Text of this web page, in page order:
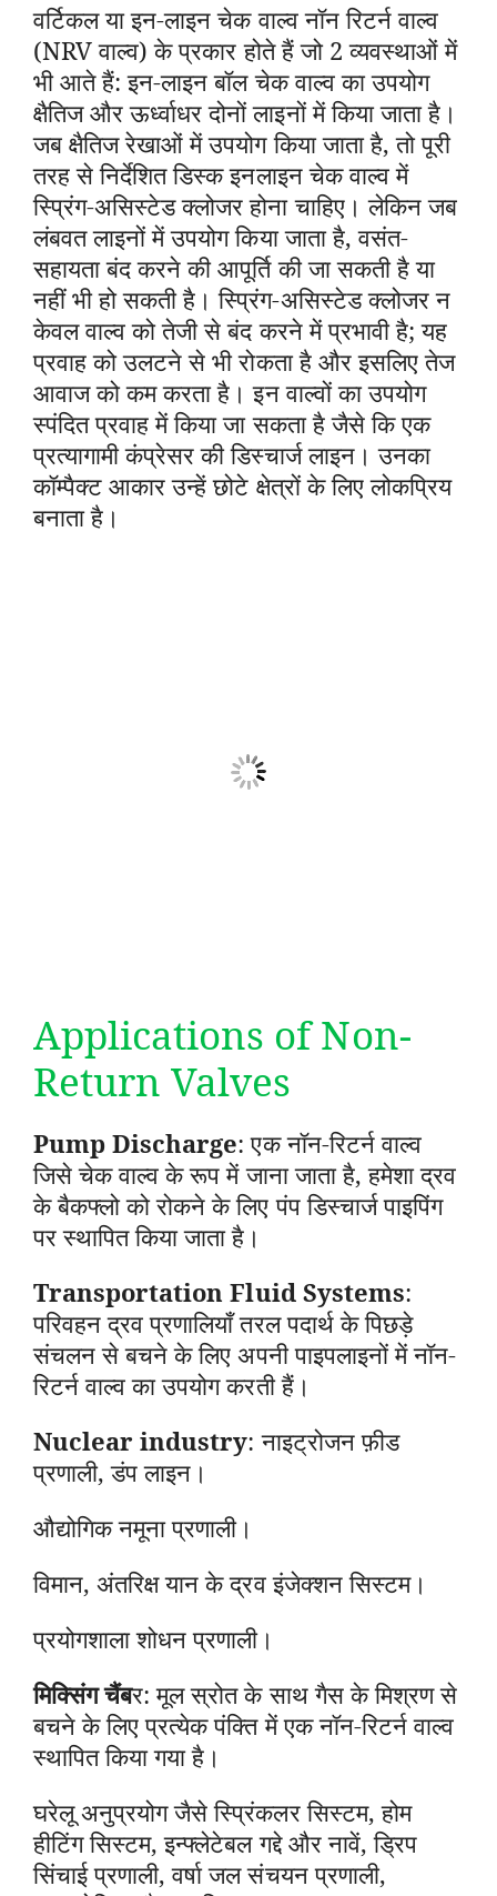
वर्टिकल या इन-लाइन चेक वाल्व नॉन रिटर्न वाल्व
(NRV वाल्व) के प्रकार होते हैं जो 2 व्यवस्थाओं में
भी आते हैं: इन-लाइन बॉल चेक वाल्व का उपयोग
क्षैतिज और ऊर्ध्वाधर दोनों लाइनों में किया जाता है।
जब क्षैतिज रेखाओं में उपयोग किया जाता है, तो पूरी
तरह से निर्देशित डिस्क इनलाइन चेक वाल्व में
स्प्रिंग-असिस्टेड क्लोजर होना चाहिए। लेकिन जब
लंबवत लाइनों में उपयोग किया जाता है, वसंत-
सहायता बंद करने की आपूर्ति की जा सकती है या
नहीं भी हो सकती है। स्प्रिंग-असिस्टेड क्लोजर न
केवल वाल्व को तेजी से बंद करने में प्रभावी है; यह
प्रवाह को उलटने से भी रोकता है और इसलिए तेज
आवाज को कम करता है। इन वाल्वों का उपयोग
स्पंदित प्रवाह में किया जा सकता है जैसे कि एक
प्रत्यागामी कंप्रेसर की डिस्चार्ज लाइन। उनका
कॉम्पैक्ट आकार उन्हें छोटे क्षेत्रों के लिए लोकप्रिय
बनाता है।
Applications of Non-
Return Valves
Pump Discharge: एक नॉन-रिटर्न वाल्व
जिसे चेक वाल्व के रूप में जाना जाता है, हमेशा द्रव
के बैकफ्लो को रोकने के लिए पंप डिस्चार्ज पाइपिंग
पर स्थापित किया जाता है।
Transportation Fluid Systems:
परिवहन द्रव प्रणालियाँ तरल पदार्थ के पिछड़े
संचलन से बचने के लिए अपनी पाइपलाइनों में नॉन-
रिटर्न वाल्व का उपयोग करती हैं।
Nuclear industry: नाइट्रोजन फ़ीड
प्रणाली, डंप लाइन।
औद्योगिक नमूना प्रणाली।
विमान, अंतरिक्ष यान के द्रव इंजेक्शन सिस्टम।
प्रयोगशाला शोधन प्रणाली।
मिक्सिंग चैंबर: मूल स्रोत के साथ गैस के मिश्रण से
बचने के लिए प्रत्येक पंक्ति में एक नॉन-रिटर्न वाल्व
स्थापित किया गया है।
घरेलू अनुप्रयोग जैसे स्प्रिंकलर सिस्टम, होम
हीटिंग सिस्टम, इन्फ्लेटेबल गद्दे और नावें, ड्रिप
सिंचाई प्रणाली, वर्षा जल संचयन प्रणाली,